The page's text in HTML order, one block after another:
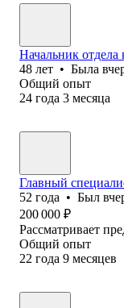
Начальник отдела
48 лет • Была
Общий опыт
24 года 3 месяца
Главный
52 года • Был
200 000 ₽
Рассматривает
Общий опыт
22 года 9 месяцев